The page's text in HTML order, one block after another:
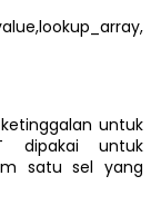
ketinggalan untuk
dipakai untuk
satu sel yang